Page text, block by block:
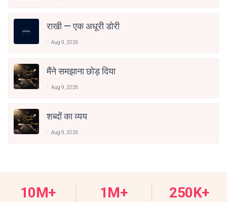
राखी — एक अधूरी डोरी
Aug 9, 2026
मैंने समझाना छोड़ दिया
Aug 9, 2026
शब्दों का व्यय
Aug 9, 2026
10M+ 1M+ 250K+